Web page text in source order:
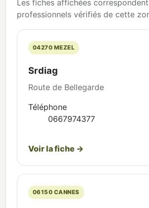
Les fiches affichées
professionnels vérifiés de cette
04270 MEZEL
Srdiag
Route de Bellegarde
Téléphone
0667974377
Voir la fiche →
06150 CANNES